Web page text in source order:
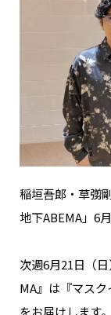
お問い合わせ
稲垣吾郎・草彅
地下ABEMA」6
次週6月21日（
MA』は『マスク
をお届けします